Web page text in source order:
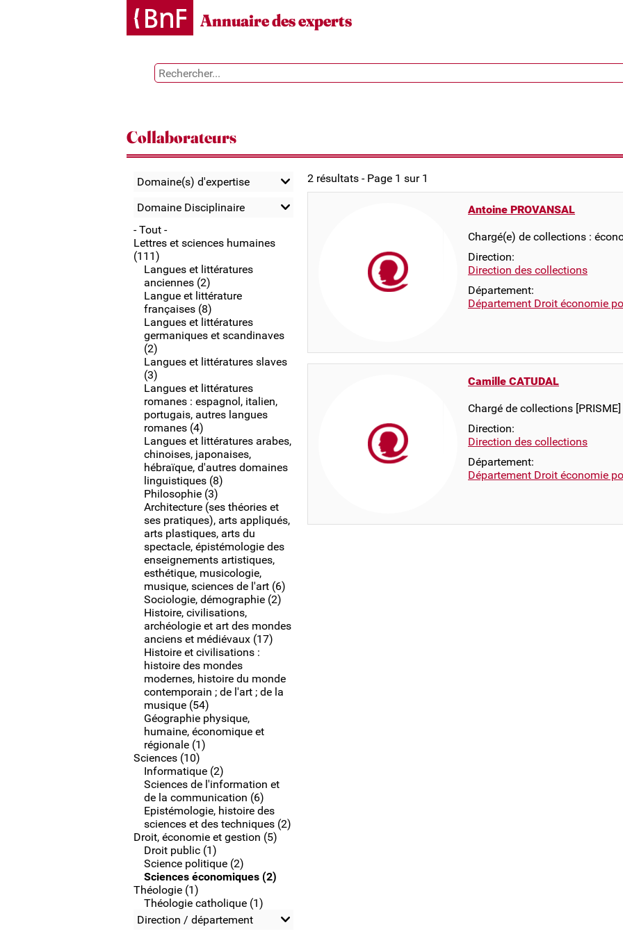
Annuaire des experts
Collaborateurs
Domaine(s) d'expertise
Domaine Disciplinaire
- Tout -
Lettres et sciences humaines
(111)
Langues et littératures
anciennes (2)
Langue et littérature
françaises (8)
Langues et littératures
germaniques et scandinaves
(2)
Langues et littératures slaves
(3)
Langues et littératures
romanes : espagnol, italien,
portugais, autres langues
romanes (4)
Langues et littératures arabes,
chinoises, japonaises,
hébraïque, d'autres domaines
linguistiques (8)
Philosophie (3)
Architecture (ses théories et
ses pratiques), arts appliqués,
arts plastiques, arts du
spectacle, épistémologie des
enseignements artistiques,
esthétique, musicologie,
musique, sciences de l'art (6)
Sociologie, démographie (2)
Histoire, civilisations,
archéologie et art des mondes
anciens et médiévaux (17)
Histoire et civilisations :
histoire des mondes
modernes, histoire du monde
contemporain ; de l'art ; de la
musique (54)
Géographie physique,
humaine, économique et
régionale (1)
Sciences (10)
Informatique (2)
Sciences de l'information et
de la communication (6)
Epistémologie, histoire des
sciences et des techniques (2)
Droit, économie et gestion (5)
Droit public (1)
Science politique (2)
Sciences économiques (2)
Théologie (1)
Théologie catholique (1)
Direction / département
2 résultats - Page 1 sur 1
Antoine PROVANSAL
Chargé(e) de collections :
Direction:
Direction des collections
Département:
Département Droit économie
Camille CATUDAL
Chargé de collections [PRISME]
Direction:
Direction des collections
Département:
Département Droit économie